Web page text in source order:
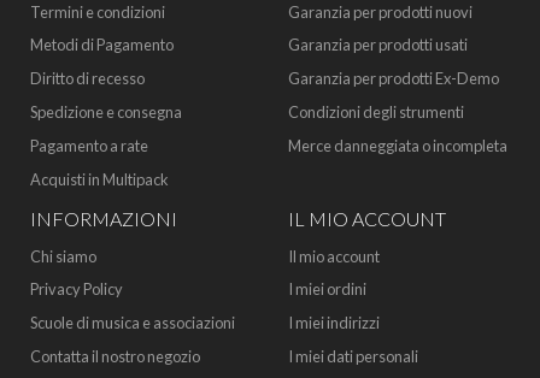
Termini e condizioni
Metodi di Pagamento
Diritto di recesso
Spedizione e consegna
Pagamento a rate
Acquisti in Multipack
Garanzia per prodotti nuovi
Garanzia per prodotti usati
Garanzia per prodotti Ex-Demo
Condizioni degli strumenti
Merce danneggiata o incompleta
INFORMAZIONI
Chi siamo
Privacy Policy
Scuole di musica e associazioni
Contatta il nostro negozio
IL MIO ACCOUNT
Il mio account
I miei ordini
I miei indirizzi
I miei dati personali